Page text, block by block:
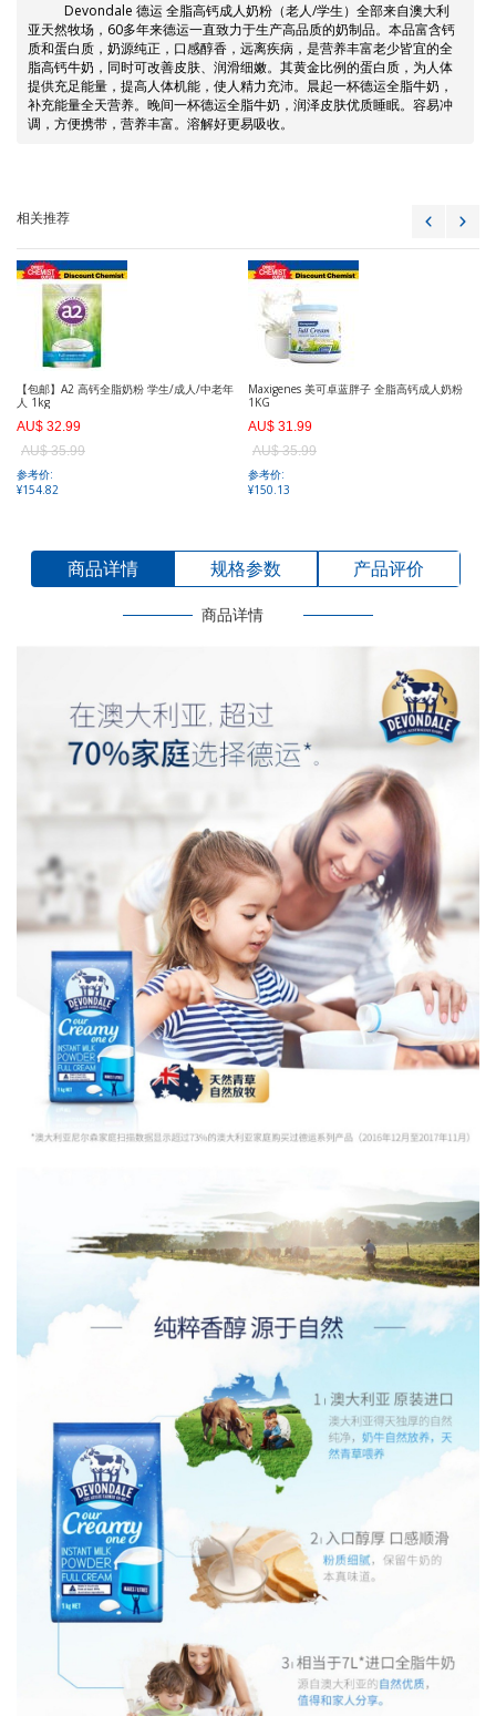
Devondale 德运 全脂高钙成人奶粉（老人/学生）全部来自澳大利
亚天然牧场，60多年来德运一直致力于生产高品质的奶制品。本品富含钙
质和蛋白质，奶源纯正，口感醇香，远离疾病，是营养丰富老少皆宜的全
脂高钙牛奶，同时可改善皮肤、润滑细嫩。其黄金比例的蛋白质，为人体
提供充足能量，提高人体机能，使人精力充沛。晨起一杯德运全脂牛奶，
补充能量全天营养。晚间一杯德运全脂牛奶，润泽皮肤优质睡眠。容易冲
调，方便携带，营养丰富。溶解好更易吸收。
相关推荐
【包邮】A2 高钙全脂奶粉 学生/成人/中老年
人 1kg
AU$ 32.99
AU$ 35.99
参考价:
¥154.82
Maxigenes 美可卓蓝胖子 全脂高钙成人奶粉
1KG
AU$ 31.99
AU$ 35.99
参考价:
¥150.13
商品详情
商品详情
规格参数 产品评价